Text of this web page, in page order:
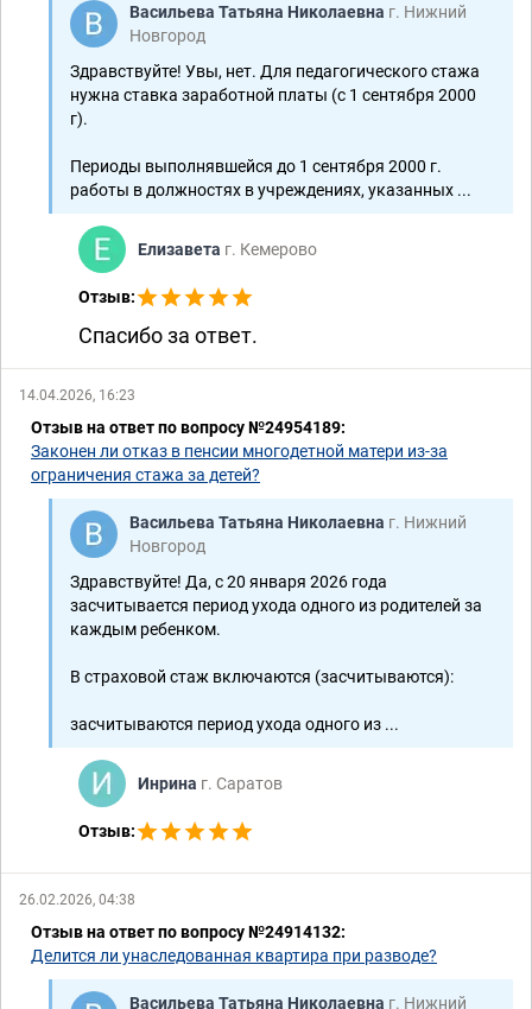
Васильева Татьяна Николаевна г. Нижний
Новгород
Здравствуйте! Увы, нет. Для педагогического стажа
нужна ставка заработной платы (с 1 сентября 2000
г).
Периоды выполнявшейся до 1 сентября 2000 г.
работы в должностях в учреждениях, указанных ...
Елизавета г. Кемерово
Отзыв:
Спасибо за ответ.
14.04.2026, 16:23
Отзыв на ответ по вопросу №24954189:
Законен ли отказ в пенсии многодетной матери из-за
ограничения стажа за детей?
Васильева Татьяна Николаевна г. Нижний
Новгород
Здравствуйте! Да, с 20 января 2026 года
засчитывается период ухода одного из родителей за
каждым ребенком.
В страховой стаж включаются (засчитываются):
засчитываются период ухода одного из ...
Инрина г. Саратов
Отзыв:
26.02.2026, 04:38
Отзыв на ответ по вопросу №24914132:
Делится ли унаследованная квартира при разводе?
Васильева Татьяна Николаевна г. Нижний